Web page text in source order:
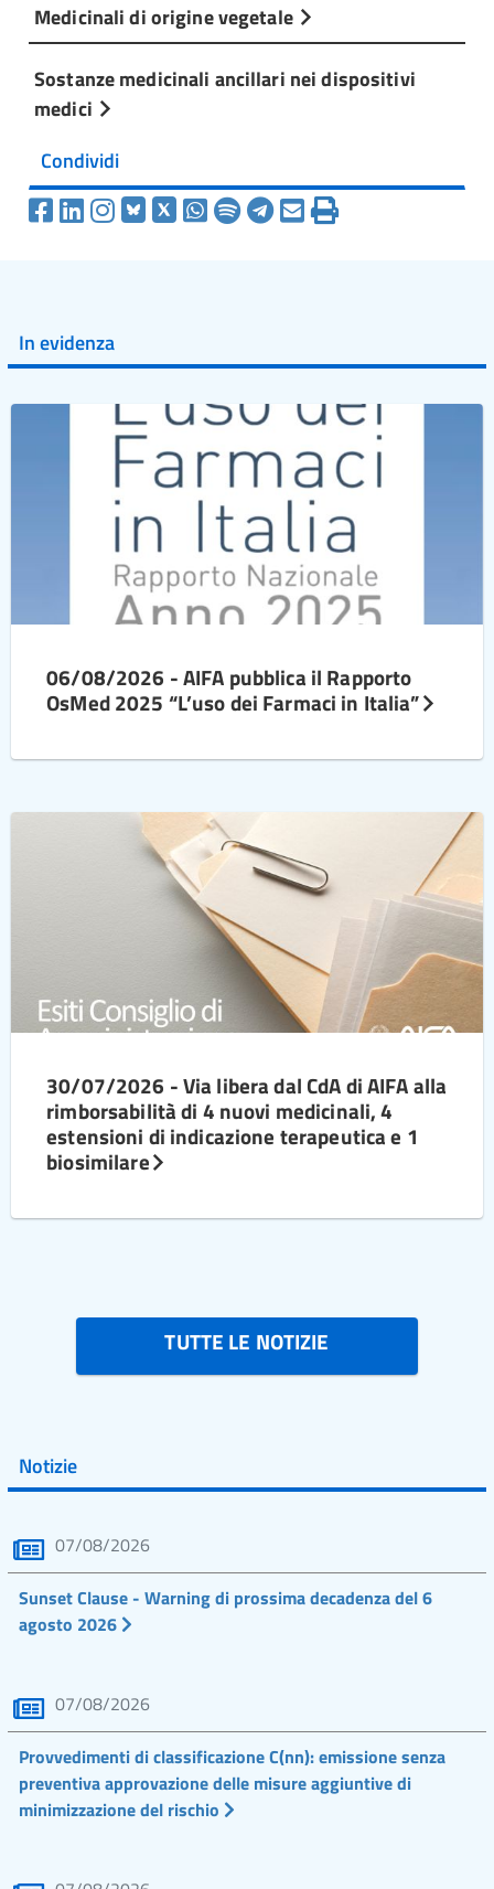
Medicinali di origine vegetale
Sostanze medicinali ancillari nei dispositivi
medici
Condividi
In evidenza
06/08/2026 - AIFA pubblica il Rapporto
OsMed 2025 “L’uso dei Farmaci in Italia”
30/07/2026 - Via libera dal CdA di AIFA alla
rimborsabilità di 4 nuovi medicinali, 4
estensioni di indicazione terapeutica e 1
biosimilare
TUTTE LE NOTIZIE
Notizie
07/08/2026
Sunset Clause - Warning di prossima decadenza del 6
agosto 2026
07/08/2026
Provvedimenti di classificazione C(nn): emissione senza
preventiva approvazione delle misure aggiuntive di
minimizzazione del rischio